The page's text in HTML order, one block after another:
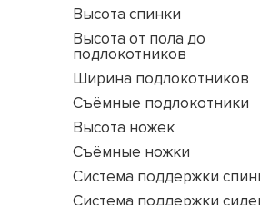
Высота спинки
Высота от пола до
подлокотников
Ширина подлокотников
Съёмные подлокотники
Высота ножек
Съёмные ножки
Система поддержки
Система поддержки